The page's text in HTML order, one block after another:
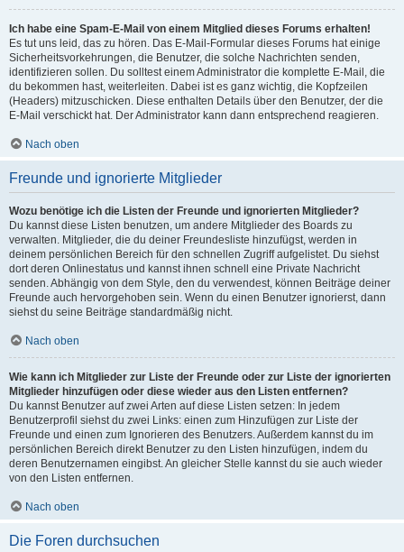
Ich habe eine Spam-E-Mail von einem Mitglied dieses Forums erhalten!
Es tut uns leid, das zu hören. Das E-Mail-Formular dieses Forums hat einige
Sicherheitsvorkehrungen, die Benutzer, die solche Nachrichten senden,
identifizieren sollen. Du solltest einem Administrator die komplette E-Mail, die
du bekommen hast, weiterleiten. Dabei ist es ganz wichtig, die Kopfzeilen
(Headers) mitzuschicken. Diese enthalten Details über den Benutzer, der die
E-Mail verschickt hat. Der Administrator kann dann entsprechend reagieren.
Nach oben
Freunde und ignorierte Mitglieder
Wozu benötige ich die Listen der Freunde und ignorierten Mitglieder?
Du kannst diese Listen benutzen, um andere Mitglieder des Boards zu
verwalten. Mitglieder, die du deiner Freundesliste hinzufügst, werden in
deinem persönlichen Bereich für den schnellen Zugriff aufgelistet. Du siehst
dort deren Onlinestatus und kannst ihnen schnell eine Private Nachricht
senden. Abhängig von dem Style, den du verwendest, können Beiträge deiner
Freunde auch hervorgehoben sein. Wenn du einen Benutzer ignorierst, dann
siehst du seine Beiträge standardmäßig nicht.
Nach oben
Wie kann ich Mitglieder zur Liste der Freunde oder zur Liste der ignorierten
Mitglieder hinzufügen oder diese wieder aus den Listen entfernen?
Du kannst Benutzer auf zwei Arten auf diese Listen setzen: In jedem
Benutzerprofil siehst du zwei Links: einen zum Hinzufügen zur Liste der
Freunde und einen zum Ignorieren des Benutzers. Außerdem kannst du im
persönlichen Bereich direkt Benutzer zu den Listen hinzufügen, indem du
deren Benutzernamen eingibst. An gleicher Stelle kannst du sie auch wieder
von den Listen entfernen.
Nach oben
Die Foren durchsuchen